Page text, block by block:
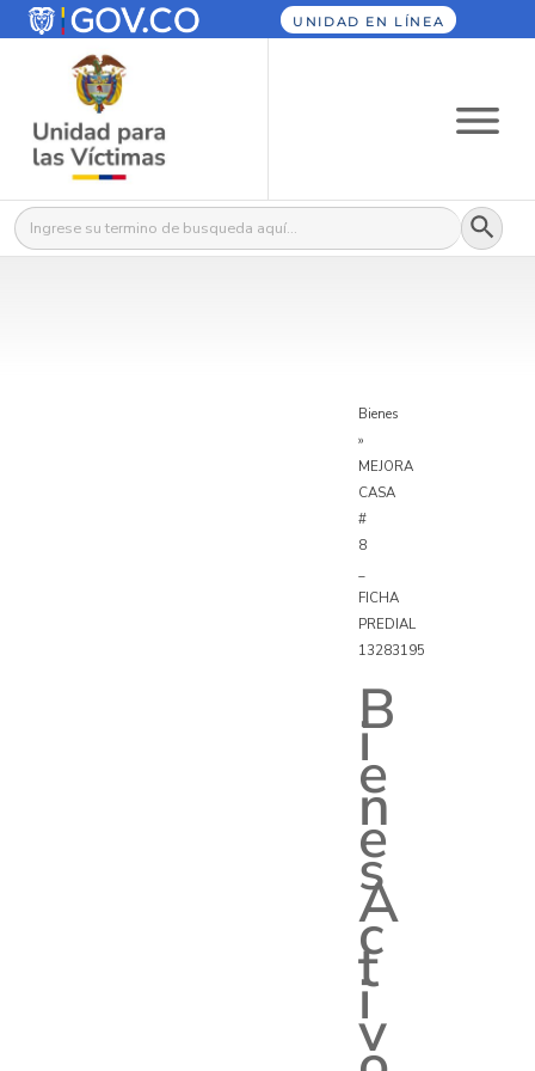
UNIDAD EN LÍNEA
Buscar: Botón
Bienes
»
MEJORA
CASA
#
8
FICHA
PREDIAL
13283195
B
i
e
n
e
s
A
c
t
i
v